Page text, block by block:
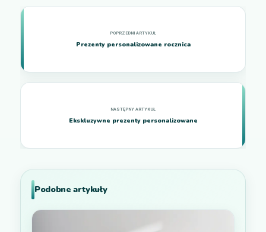
Prezenty personalizowane rocznica
Ekskluzywne prezenty personalizowane
Podobne artykuły